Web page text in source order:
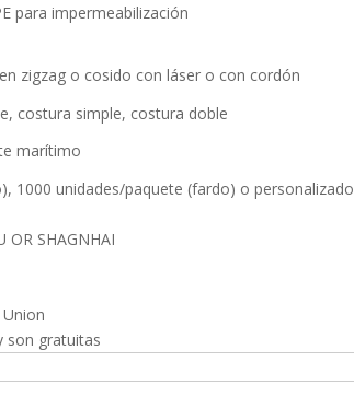
para impermeabilización
zigzag o cosido con láser o con cordón
costura simple, costura doble
marítimo
1000 unidades/paquete (fardo) o personalizado
OR SHAGNHAI
son gratuitas